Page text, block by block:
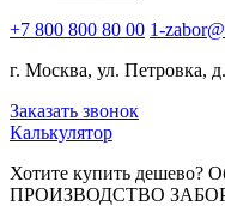
+7 800 800 80 00 1-
г. Москва, ул. Петровка,
Заказать звонок
Калькулятор
Хотите купить дешево?
ПРОИЗВОДСТВО